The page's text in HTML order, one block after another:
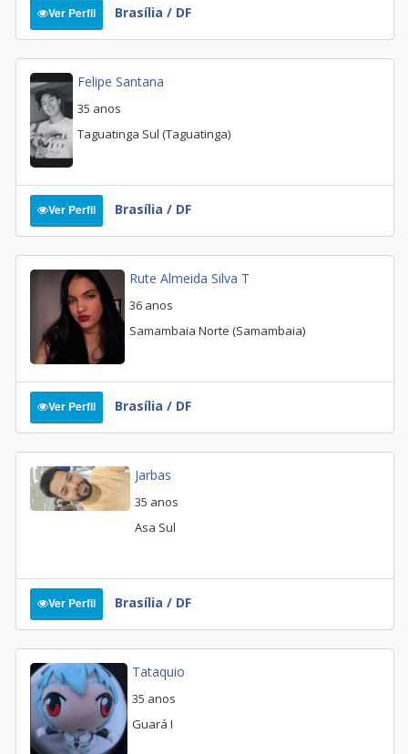
Ver Perfil Brasília / DF
Felipe Santana
35 anos
Taguatinga Sul (Taguatinga)
Ver Perfil Brasília / DF
Rute Almeida Silva T
36 anos
Samambaia Norte (Samambaia)
Ver Perfil Brasília / DF
Jarbas
35 anos
Asa Sul
Ver Perfil Brasília / DF
Tataquio
35 anos
Guará I